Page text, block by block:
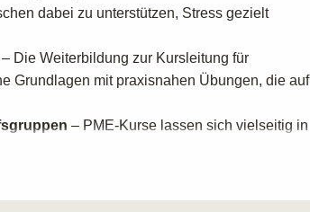
dabei zu unterstützen, Stress gezielt
– Die Weiterbildung zur Kursleitung für
Grundlagen mit praxisnahen Übungen, die auf
– PME-Kurse lassen sich vielseitig in